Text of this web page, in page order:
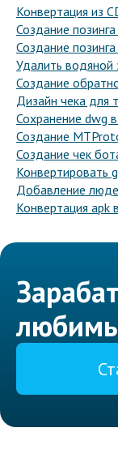
Конвертация из
Создание
Создание
Удалить водяной
Создание
Дизайн чека для
Сохранение dwg
Создание
Создание чек
Конвертировать
Добавление
Конвертация apk